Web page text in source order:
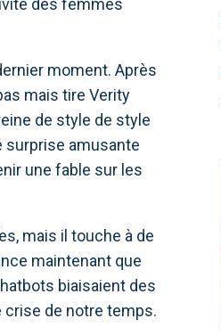
moment. Après
mais tire Verity
de style de style
surprise amusante
une fable sur les
mais il touche à de
maintenant que
biaisaient des
crise de notre temps.